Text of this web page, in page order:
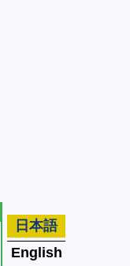
日本語
English